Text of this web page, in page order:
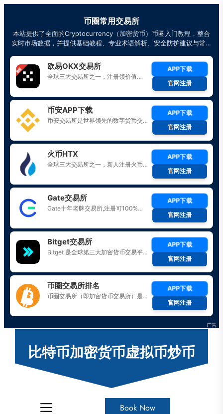
比特币加密货币虚拟币炒币
Book Now